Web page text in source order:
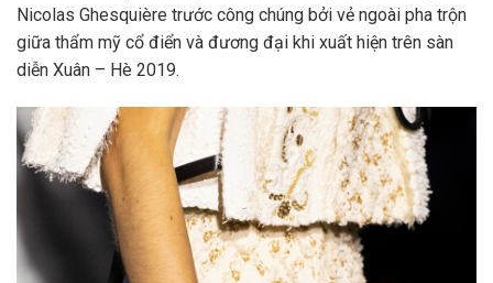
Nicolas Ghesquière trước công chúng bởi vẻ ngoài pha trộn
giữa thẩm mỹ cổ điển và đương đại khi xuất hiện trên sàn
diễn Xuân – Hè 2019.